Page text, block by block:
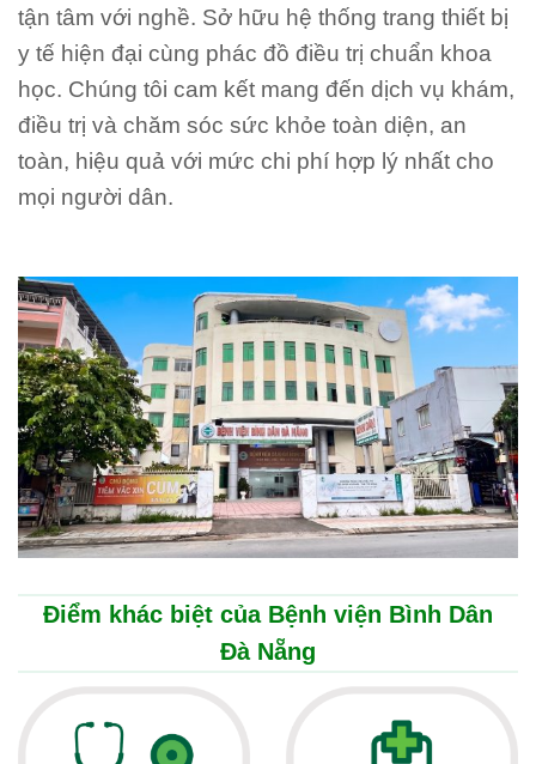
tận tâm với nghề. Sở hữu hệ thống trang thiết bị
y tế hiện đại cùng phác đồ điều trị chuẩn khoa
học. Chúng tôi cam kết mang đến dịch vụ khám,
điều trị và chăm sóc sức khỏe toàn diện, an
toàn, hiệu quả với mức chi phí hợp lý nhất cho
mọi người dân.
Điểm khác biệt của Bệnh viện Bình Dân
Đà Nẵng